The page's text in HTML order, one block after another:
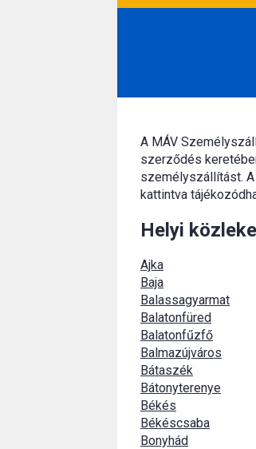
A MÁV
szerződés
személyszállítást.
kattintva
Helyi
Ajka
Baja
Balassagyarmat
Balatonfüred
Balatonfűzfő
Balmazújváros
Bátaszék
Bátonyterenye
Békés
Békéscsaba
Bonyhád